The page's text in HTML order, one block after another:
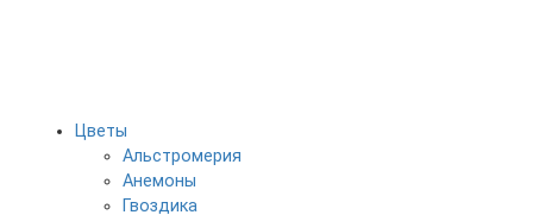
Цветы
Альстромерия
Анемоны
Гвоздика